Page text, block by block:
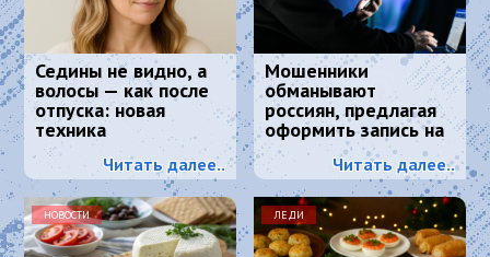
Седины не видно, а
волосы — как после
отпуска: новая
техника
окрашивания
маскирует седину
лучше любой краски
Читать далее..
Мошенники
обманывают
россиян, предлагая
оформить запись на
диспансеризацию
Читать далее..
НОВОСТИ ЛЕДИ